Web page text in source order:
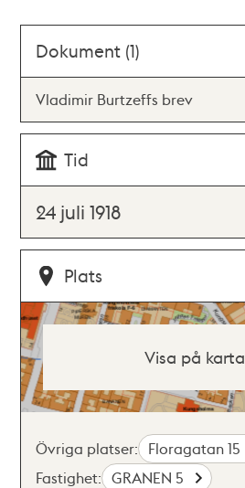
Dokument (1)
Vladimir Burtzeffs brev
Tid
24 juli 1918
Plats
Visa på karta
Övriga platser: Floragatan 15
Fastighet: GRANEN 5